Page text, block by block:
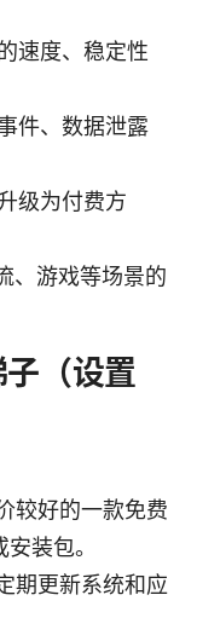
速度、稳定性
件、数据泄露
级为付费方
、游戏等场景的
（设置
较好的一款免费
装包。
期更新系统和应